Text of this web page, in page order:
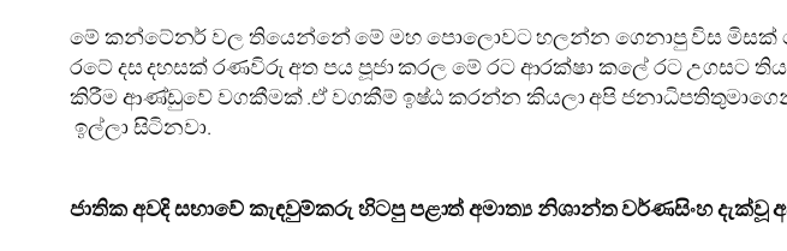
මේ කන්ටේනර් වල තියෙන්නේ මේ මහ පොලොවට හලන්න ගෙනාපු විස මිසක්
රටේ දස දහසක් රණවිරු අත පය පූජා කරල මේ රට ආරක්ෂා කලේ රට උගසට
කිරීම ආණ්ඩුවේ වගකීමක් .ඒ වගකීම් ඉෂ්ඨ කරන්න කියලා අපි
ඉල්ලා සිටිනවා.
ජාතික අවදි සභාවේ කැඳවුම්කරු හිටපු පළාත් අමාත්‍ය නිශාන්ත වර්ණසිංහ දැක්වූ